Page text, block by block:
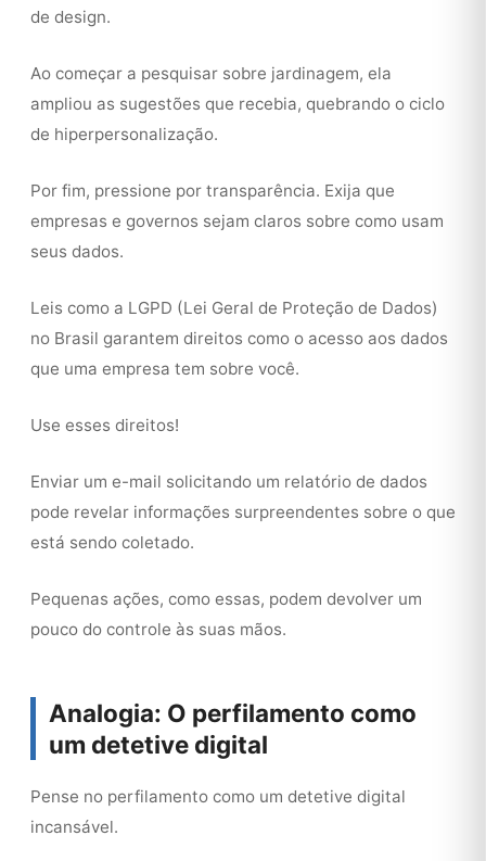
de design.
Ao começar a pesquisar sobre jardinagem, ela
ampliou as sugestões que recebia, quebrando o ciclo
de hiperpersonalização.
Por fim, pressione por transparência. Exija que
empresas e governos sejam claros sobre como usam
seus dados.
Leis como a LGPD (Lei Geral de Proteção de Dados)
no Brasil garantem direitos como o acesso aos dados
que uma empresa tem sobre você.
Use esses direitos!
Enviar um e-mail solicitando um relatório de dados
pode revelar informações surpreendentes sobre o que
está sendo coletado.
Pequenas ações, como essas, podem devolver um
pouco do controle às suas mãos.
Analogia: O perfilamento como
um detetive digital
Pense no perfilamento como um detetive digital
incansável.